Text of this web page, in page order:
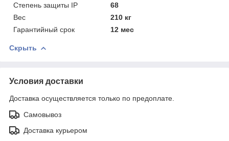
Степень защиты IP
68
Вес
210 кг
Гарантийный срок
12 мес
Скрыть
Условия доставки
Доставка осуществляется только по предоплате.
Самовывоз
Доставка курьером